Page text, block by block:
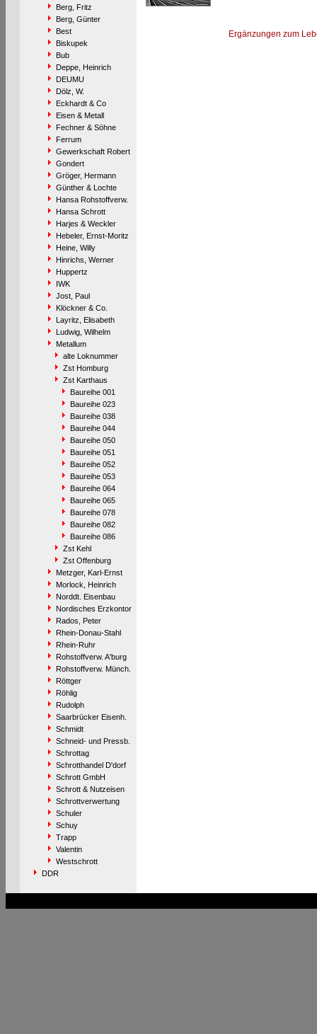
Berg, Fritz
Berg, Günter
Best
Biskupek
Bub
Deppe, Heinrich
DEUMU
Dölz, W.
Eckhardt & Co
Eisen & Metall
Fechner & Söhne
Ferrum
Gewerkschaft Robert
Gondert
Gröger, Hermann
Günther & Lochte
Hansa Rohstoffverw.
Hansa Schrott
Harjes & Weckler
Hebeler, Ernst-Moritz
Heine, Willy
Hinrichs, Werner
Huppertz
IWK
Jost, Paul
Klöckner & Co.
Layritz, Elisabeth
Ludwig, Wilhelm
Metallum
alte Loknummer
Zst Homburg
Zst Karthaus
Baureihe 001
Baureihe 023
Baureihe 038
Baureihe 044
Baureihe 050
Baureihe 051
Baureihe 052
Baureihe 053
Baureihe 064
Baureihe 065
Baureihe 078
Baureihe 082
Baureihe 086
Zst Kehl
Zst Offenburg
Metzger, Karl-Ernst
Morlock, Heinrich
Norddt. Eisenbau
Nordisches Erzkontor
Rados, Peter
Rhein-Donau-Stahl
Rhein-Ruhr
Rohstoffverw. A'burg
Rohstoffverw. Münch.
Röttger
Röhlig
Rudolph
Saarbrücker Eisenh.
Schmidt
Schneid- und Pressb.
Schrottag
Schrotthandel D'dorf
Schrott GmbH
Schrott & Nutzeisen
Schrottverwertung
Schuler
Schuy
Trapp
Valentin
Westschrott
DDR
Ergänzungen zum